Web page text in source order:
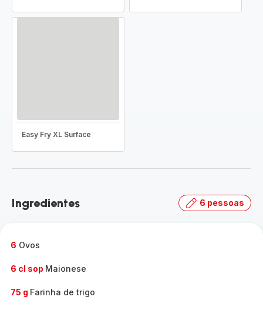
Easy Fry XL Surface
Ingredientes 6 pessoas
6 Ovos
6 cl sop Maionese
75 g Farinha de trigo